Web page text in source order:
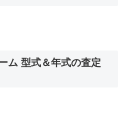
ム 型式＆年式の査定